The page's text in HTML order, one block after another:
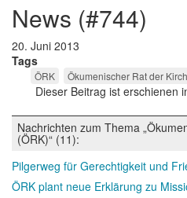
news (#744)
20. Juni 2013
Tags
ÖRK Ökumenischer Rat der
Dieser Beitrag ist erschienen
Nachrichten zum Thema
(ÖRK)“ (11):
Pilgerweg für Gerechtigkeit und
ÖRK plant neue Erklärung zu